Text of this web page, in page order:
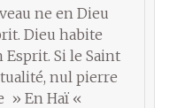
ne en Dieu
Dieu habite
Si le Saint
nul pierre
» En Haï «